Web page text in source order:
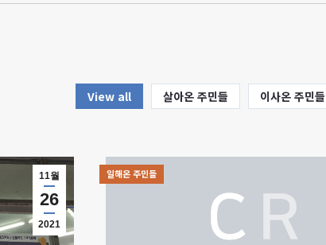
View all 살아온 주민들 이사온 주민들
11월
26
2021
일해온 주민들